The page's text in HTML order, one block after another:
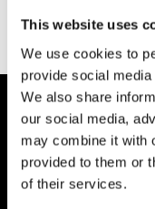
This website uses
We use cookies to
provide social
We also share
our social media,
may combine it with
provided to them or
of their services.